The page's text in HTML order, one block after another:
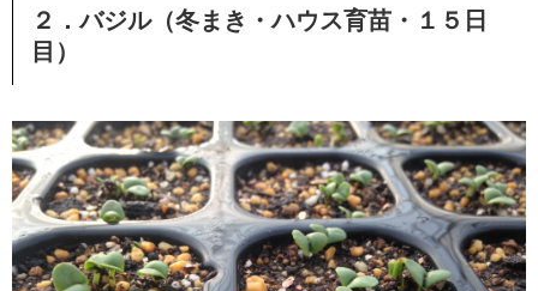
２．バジル（冬まき・ハウス育苗・１５日
目）